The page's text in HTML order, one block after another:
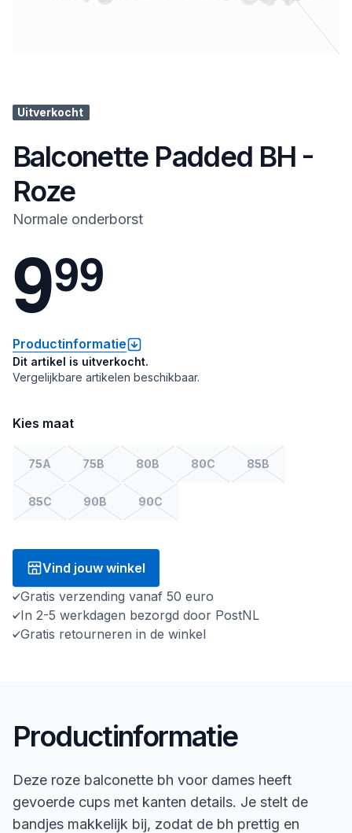
Uitverkocht
Balconette Padded BH -
Roze
Normale onderborst
999
Productinformatie
Dit artikel is uitverkocht.
Vergelijkbare artikelen beschikbaar.
Kies maat
75A 75B 80B 80C 85B
85C 90B 90C
Vind jouw winkel
Gratis verzending vanaf 50 euro
In 2-5 werkdagen bezorgd door PostNL
Gratis retourneren in de winkel
Productinformatie
Deze roze balconette bh voor dames heeft
gevoerde cups met kanten details. Je stelt de
bandjes makkelijk bij, zodat de bh prettig en